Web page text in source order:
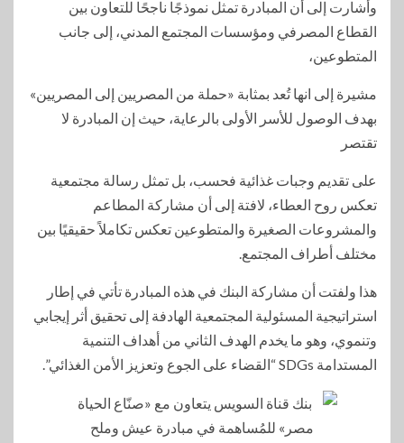
وأشارت إلى أن المبادرة تمثل نموذجًا ناجحًا للتعاون بين
القطاع المصرفي ومؤسسات المجتمع المدني، إلى جانب
المتطوعين،
مشيرة إلى انها تُعد بمثابة «حملة من المصريين إلى المصريين»
بهدف الوصول للأسر الأولى بالرعاية، حيث إن المبادرة لا
تقتصر
على تقديم وجبات غذائية فحسب، بل تمثل رسالة مجتمعية
تعكس روح العطاء، لافتة إلى أن مشاركة المطاعم
والمشروعات الصغيرة والمتطوعين تعكس تكاملاً حقيقيًا بين
مختلف أطراف المجتمع.
هذا ولفتت أن مشاركة البنك في هذه المبادرة تأتي في إطار
استراتيجية المسئولية المجتمعية الهادفة إلى تحقيق أثر إيجابي
وتنموي، وهو ما يخدم الهدف الثاني من أهداف التنمية
المستدامة SDGs “القضاء على الجوع وتعزيز الأمن الغذائي”.